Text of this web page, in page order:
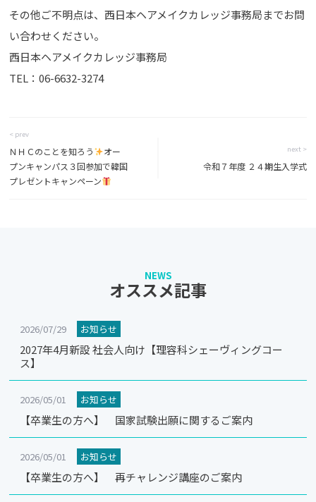
その他ご不明点は、西日本ヘアメイクカレッジ事務局までお問
い合わせください。
西日本ヘアメイクカレッジ事務局
TEL：06-6632-3274
< prev
ＮＨＣのことを知ろう
オー
プンキャンパス３回参加で韓国
プレゼントキャンペーン
next >
令和７年度 ２４期生入学式
NEWS
オススメ記事
2026/07/29 お知らせ
2027年4月新設 社会人向け【理容科シェーヴィングコー
ス】
2026/05/01 お知らせ
【卒業生の方へ】 国家試験出願に関するご案内
2026/05/01 お知らせ
【卒業生の方へ】 再チャレンジ講座のご案内